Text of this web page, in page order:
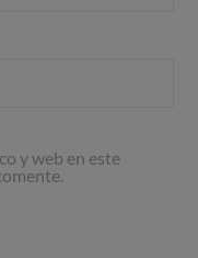
y web en este